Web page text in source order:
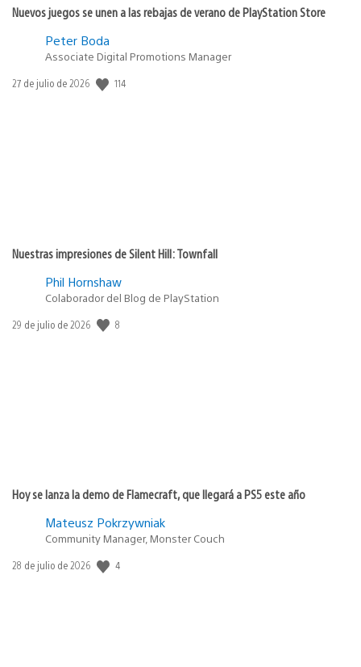
Nuevos juegos se unen a las rebajas de verano de PlayStation Store
Peter Boda
Associate Digital Promotions Manager
Fecha
27 de julio de 2026 114
Nuestras impresiones de Silent Hill: Townfall
Phil Hornshaw
Colaborador del Blog de PlayStation
Fecha
29 de julio de 2026 8
Hoy se lanza la demo de Flamecraft, que llegará a PS5 este año
Mateusz Pokrzywniak
Community Manager, Monster Couch
Fecha
28 de julio de 2026 4